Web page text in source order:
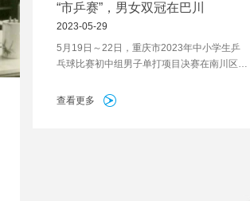
“市乒赛”，男女双冠在巴川
2023-05-29
5月19日～22日，重庆市2023年中小学生乒
乓球比赛初中组男子单打项目决赛在南川区体
多正在决赛中与对手苦战，只要他得一分，对
查看更多